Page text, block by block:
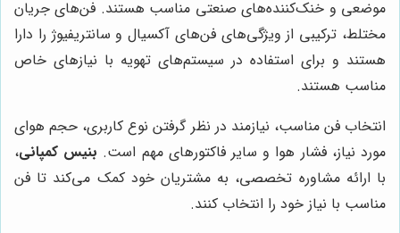
موضعی و خنک‌کننده‌های صنعتی مناسب هستند. فن‌های جریان
مختلط، ترکیبی از ویژگی‌های فن‌های آکسیال و سانتریفیوژ را دارا
هستند و برای استفاده در سیستم‌های تهویه با نیازهای خاص
مناسب هستند.
انتخاب فن مناسب، نیازمند در نظر گرفتن نوع کاربری، حجم هوای
مورد نیاز، فشار هوا و سایر فاکتورهای مهم است. بنیس کمپانی،
با ارائه مشاوره تخصصی، به مشتریان خود کمک می‌کند تا فن
مناسب با نیاز خود را انتخاب کنند.